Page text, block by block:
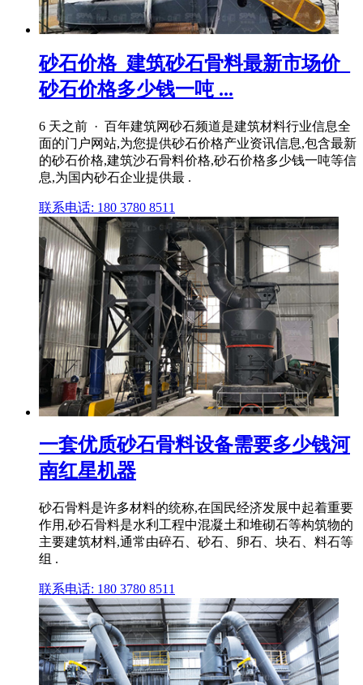
砂石价格_建筑砂石骨料最新市场价_
砂石价格多少钱一吨 ...
6 天之前 · 百年建筑网砂石频道是建筑材料行业信息全
面的门户网站,为您提供砂石价格产业资讯信息,包含最新
的砂石价格,建筑沙石骨料价格,砂石价格多少钱一吨等信
息,为国内砂石企业提供最 .
联系电话: 180 3780 8511
一套优质砂石骨料设备需要多少钱河
南红星机器
砂石骨料是许多材料的统称,在国民经济发展中起着重要
作用,砂石骨料是水利工程中混凝土和堆砌石等构筑物的
主要建筑材料,通常由碎石、砂石、卵石、块石、料石等
组 .
联系电话: 180 3780 8511